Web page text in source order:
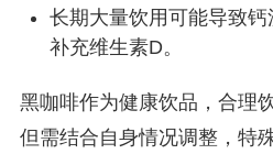
长期大量饮用可能导致
补充维生素D。
黑咖啡作为健康饮品，合理
但需结合自身情况调整，特